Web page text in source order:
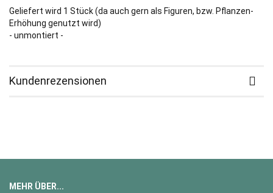
Geliefert wird 1 Stück (da auch gern als Figuren, bzw. Pflanzen-
Erhöhung genutzt wird)
- unmontiert -
Kundenrezensionen
MEHR ÜBER...